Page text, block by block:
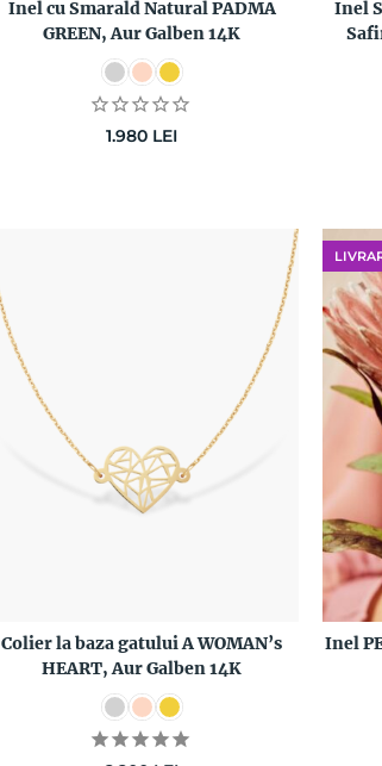
Inel cu Smarald Natural PADMA
GREEN, Aur Galben 14K
1.980 LEI
Inel
Colier la baza gatului A WOMAN’s
HEART, Aur Galben 14K
Inel